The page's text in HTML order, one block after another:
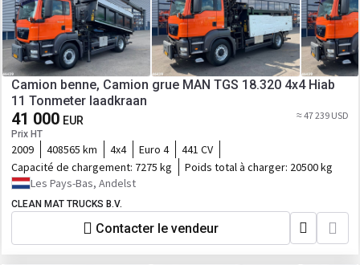
Camion benne, Camion grue MAN TGS 18.320 4x4 Hiab
11 Tonmeter laadkraan
41 000 EUR
Prix HT
≈ 47 239 USD
2009 408565 km 4x4 Euro 4
441 CV
Capacité de chargement: 7275 kg Poids total à charger: 20500 kg
Les Pays-Bas, Andelst
CLEAN MAT TRUCKS B.V.
Contacter le vendeur